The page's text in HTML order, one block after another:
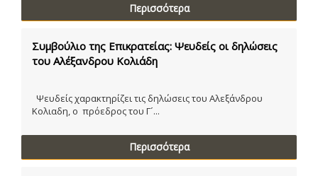
Περισσότερα
Συμβούλιο της Επικρατείας: Ψευδείς οι δηλώσεις
του Αλέξανδρου Κολιάδη
Ψευδείς χαρακτηρίζει τις δηλώσεις του Αλεξάνδρου
Κολιαδη, ο πρόεδρος του Γ´...
Περισσότερα